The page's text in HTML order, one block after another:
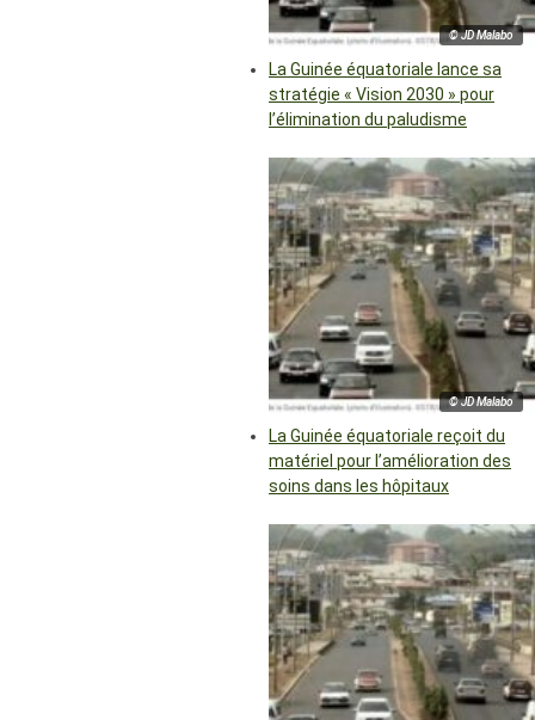
© JD Malabo
La Guinée équatoriale lance sa
stratégie « Vision 2030 » pour
l’élimination du paludisme
© JD Malabo
La Guinée équatoriale reçoit du
matériel pour l’amélioration des
soins dans les hôpitaux